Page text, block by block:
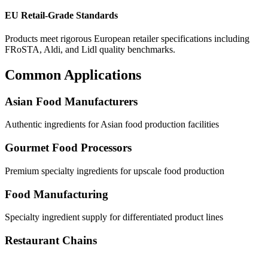
EU Retail-Grade Standards
Products meet rigorous European retailer specifications including
FRoSTA, Aldi, and Lidl quality benchmarks.
Common Applications
Asian Food Manufacturers
Authentic ingredients for Asian food production facilities
Gourmet Food Processors
Premium specialty ingredients for upscale food production
Food Manufacturing
Specialty ingredient supply for differentiated product lines
Restaurant Chains